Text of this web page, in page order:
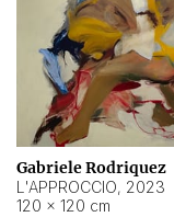
Gabriele Rodriquez
L'APPROCCIO, 2023
120 × 120 cm